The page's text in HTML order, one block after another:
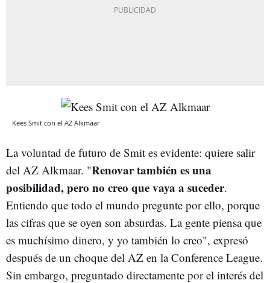
Kees Smit con el AZ Alkmaar
La voluntad de futuro de Smit es evidente: quiere salir
del AZ Alkmaar. "Renovar también es una
posibilidad, pero no creo que vaya a suceder.
Entiendo que todo el mundo pregunte por ello, porque
las cifras que se oyen son absurdas. La gente piensa que
es muchísimo dinero, y yo también lo creo", expresó
después de un choque del AZ en la Conference League.
Sin embargo, preguntado directamente por el interés del